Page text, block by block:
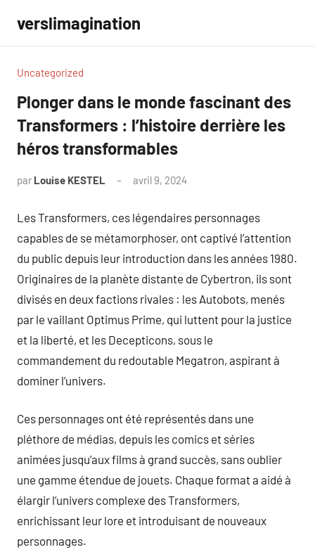
contenu
verslimagination
Uncategorized
Plonger dans le monde fascinant des
Transformers : l’histoire derrière les
héros transformables
par Louise KESTEL avril 9, 2024
Les Transformers, ces légendaires personnages
capables de se métamorphoser, ont captivé l’attention
du public depuis leur introduction dans les années 1980.
Originaires de la planète distante de Cybertron, ils sont
divisés en deux factions rivales : les Autobots, menés
par le vaillant Optimus Prime, qui luttent pour la justice
et la liberté, et les Decepticons, sous le
commandement du redoutable Megatron, aspirant à
dominer l’univers.
Ces personnages ont été représentés dans une
pléthore de médias, depuis les comics et séries
animées jusqu’aux films à grand succès, sans oublier
une gamme étendue de jouets. Chaque format a aidé à
élargir l’univers complexe des Transformers,
enrichissant leur lore et introduisant de nouveaux
personnages.